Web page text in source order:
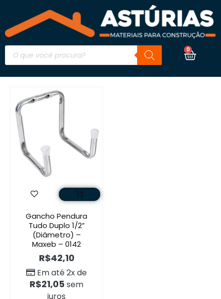
0
Gancho Pendura
Tudo Duplo 1/2”
(Diâmetro) –
Maxeb – 0142
R$42,10
Em até 2x de
R$21,05 sem
juros